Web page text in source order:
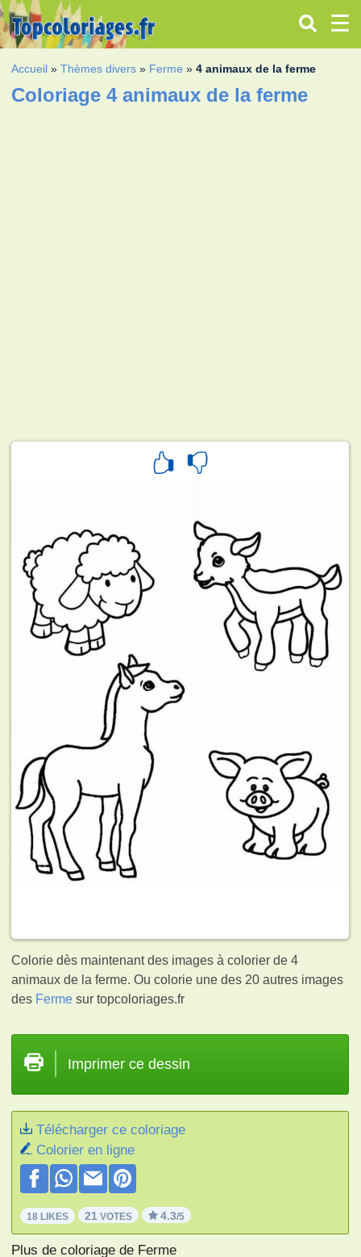
Accueil »Thèmes divers » Ferme »4 animaux de la ferme
Coloriage 4 animaux de la ferme
Colorie dès maintenant des images à colorier de 4
animaux de la ferme. Ou colorie une des 20 autres images
des Ferme sur topcoloriages.fr
Imprimer ce dessin
Télécharger ce coloriage
Colorier en ligne
18 LIKES 21 VOTES 4.3/5
Plus de coloriage de Ferme